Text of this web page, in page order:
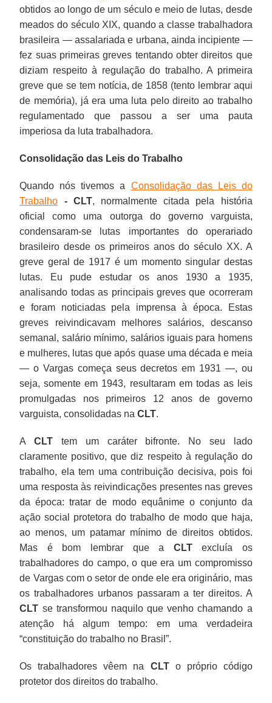
obtidos ao longo de um século e meio de lutas, desde
meados do século XIX, quando a classe trabalhadora
brasileira — assalariada e urbana, ainda incipiente —
fez suas primeiras greves tentando obter direitos que
diziam respeito à regulação do trabalho. A primeira
greve que se tem notícia, de 1858 (tento lembrar aqui
de memória), já era uma luta pelo direito ao trabalho
regulamentado que passou a ser uma pauta
imperiosa da luta trabalhadora.
Consolidação das Leis do Trabalho
Quando nós tivemos a Consolidação das Leis do
Trabalho - CLT, normalmente citada pela história
oficial como uma outorga do governo varguista,
condensaram-se lutas importantes do operariado
brasileiro desde os primeiros anos do século XX. A
greve geral de 1917 é um momento singular destas
lutas. Eu pude estudar os anos 1930 a 1935,
analisando todas as principais greves que ocorreram
e foram noticiadas pela imprensa à época. Estas
greves reivindicavam melhores salários, descanso
semanal, salário mínimo, salários iguais para homens
e mulheres, lutas que após quase uma década e meia
— o Vargas começa seus decretos em 1931 —, ou
seja, somente em 1943, resultaram em todas as leis
promulgadas nos primeiros 12 anos de governo
varguista, consolidadas naCLT.
ACLT tem um caráter bifronte. No seu lado
claramente positivo, que diz respeito à regulação do
trabalho, ela tem uma contribuição decisiva, pois foi
uma resposta às reivindicações presentes nas greves
da época: tratar de modo equânime o conjunto da
ação social protetora do trabalho de modo que haja,
ao menos, um patamar mínimo de direitos obtidos.
Mas é bom lembrar que a CLTexcluía os
trabalhadores do campo, o que era um compromisso
de Vargas com o setor de onde ele era originário, mas
os trabalhadores urbanos passaram a ter direitos. A
CLT se transformou naquilo que venho chamando a
atenção há algum tempo: em uma verdadeira
“constituição do trabalho no Brasil”.
Os trabalhadores vêem na CLTo próprio código
protetor dos direitos do trabalho.